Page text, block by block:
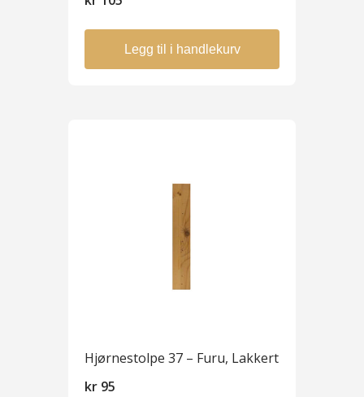
Legg til i handlekurv
Hjørnestolpe 37 – Furu, Lakkert
kr 95